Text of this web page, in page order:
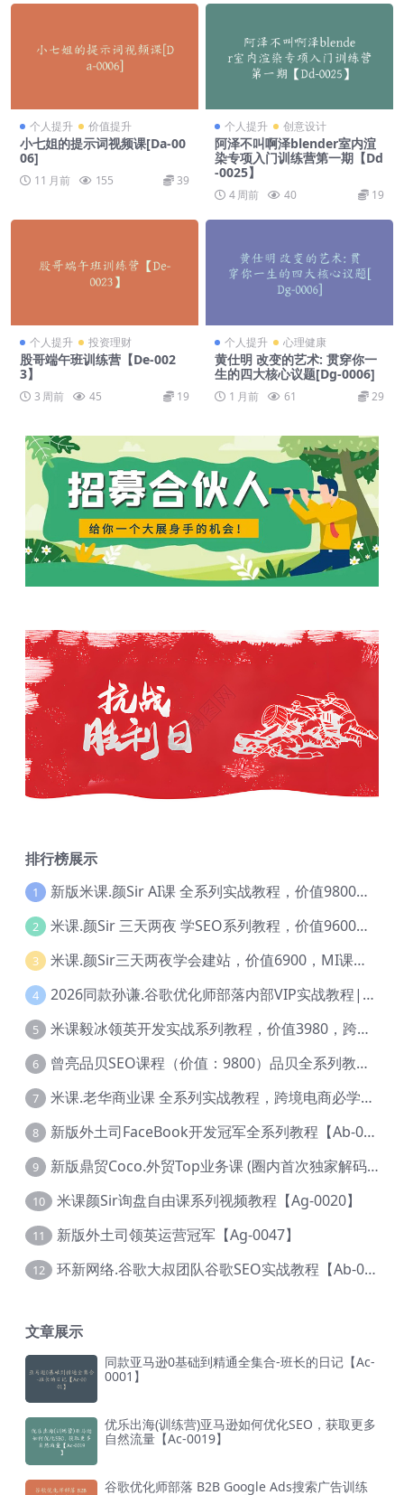
个人提升 价值提升
小七姐的提示词视频课[Da-00
06]
11 月前 155 39
个人提升 创意设计
阿泽不叫啊泽blender室内渲
染专项入门训练营第一期【Dd
-0025】
4 周前 40 19
个人提升 投资理财
股哥端午班训练营【De-002
3】
3 周前 45 19
个人提升 心理健康
黄仕明 改变的艺术: 贯穿你一
生的四大核心议题[Dg-0006]
1 月前 61 29
排行榜展示
1 新版米课.颜Sir AI课 全系列实战教程，价值9800，跨境首选！【Ag-0052】
2 米课.颜Sir 三天两夜 学SEO系列教程，价值9600元，跨境人都在学 【Ag-0056】
3 米课.颜Sir三天两夜学会建站，价值6900，MI课甄选课程 【Ag-0055】
4 2026同款孙谦.谷歌优化师部落内部VIP实战教程|价值4999元全网独家解码（官方报名版本）【@034】
5 米课毅冰领英开发实战系列教程，价值3980，跨境必选【Ag-0049】
6 曾亮品贝SEO课程（价值：9800）品贝全系列教程 【Ab-0022】
7 米课.老华商业课 全系列实战教程，跨境电商必学，价值16900元【Ag-0053】
8 新版外土司FaceBook开发冠军全系列教程【Ab-0021】
9 新版鼎贸Coco.外贸Top业务课 (圈内首次独家解码|460节课)【Ag-0091】
10 米课颜Sir询盘自由课系列视频教程【Ag-0020】
11 新版外土司领英运营冠军【Ag-0047】
12 环新网络.谷歌大叔团队谷歌SEO实战教程【Ab-0024】
文章展示
同款亚马逊0基础到精通全集合-班长的日记【Ac-
0001】
优乐出海(训练营)亚马逊如何优化SEO，获取更多
自然流量【Ac-0019】
谷歌优化师部落 B2B Google Ads搜索广告训练